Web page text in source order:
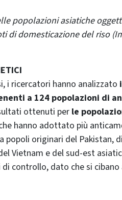
popolazioni asiatiche
di domesticazione del riso
i ricercatori hanno analizzato
a 124 popolazioni di
ottenuti perle
hanno adottato più
originari del Pakistan,
Vietnam e del sud-est
controllo, dato che si